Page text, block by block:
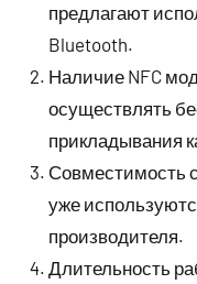
предлагают
Bluetooth.
Наличие NFC
осуществлять
прикладывания
Совместимость
уже
производителя.
Длительность